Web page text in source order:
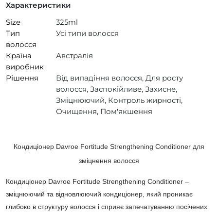
Характеристики
Size
325ml
Тип
волосся
Усі типи волосся
Країна
виробник
Австралія
Рішення
Від випадіння волосся, Для росту
волосся, Заспокійливе, Захисне,
Зміцнюючий, Контроль жирності,
Очищення, Пом'якшення
Кондиціонер Davroe Fortitude Strengthening Conditioner для
зміцнення волосся
Кондиціонер Davroe Fortitude Strengthening Conditioner –
зміцнюючий та відновлюючий кондиціонер, який проникає
глибоко в структуру волосся і сприяє запечатуванню посічених